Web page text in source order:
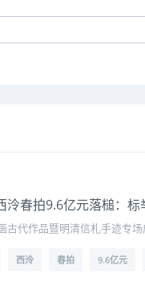
泠春拍9.6亿元落槌：标
古代作品暨明清信札手迹专
西泠 春拍 9.6亿元